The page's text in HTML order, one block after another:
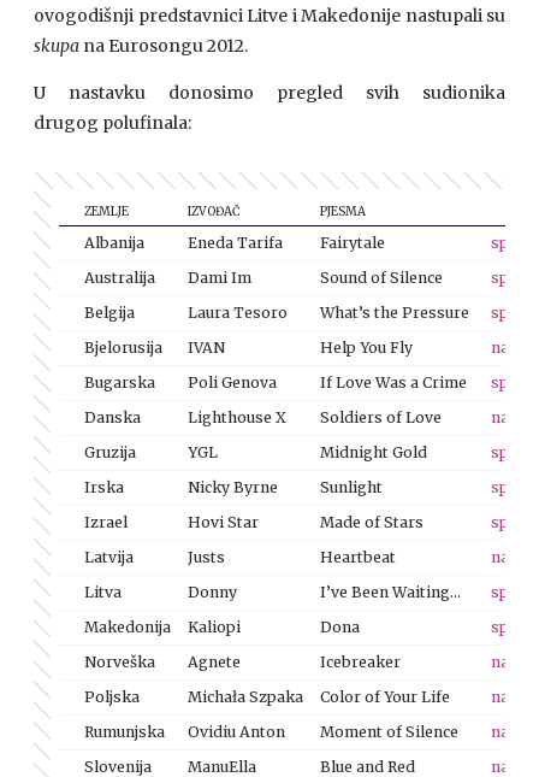
ovogodišnji predstavnici Litve i Makedonije nastupali su
skupa na Eurosongu 2012.
U nastavku donosimo pregled svih sudionika
drugog polufinala:
ZEMLJE IZVOĐAČ PJESMA
Albanija Eneda Tarifa Fairytale
spot
Australija
Dami Im Sound of Silence
spot
Belgija
Laura Tesoro What’s the Pressure
spot
Bjelorusija
IVAN Help You Fly
Bugarska
Poli Genova If Love Was a Crime
spot
Danska
Lighthouse X Soldiers of Love
Gruzija
YGL Midnight Gold
spot
Irska
Nicky Byrne Sunlight
spot
Izrael
Hovi Star Made of Stars
spot
Latvija
Justs Heartbeat
Litva
Donny I’ve Been Waiting…
spot
Makedonija
Kaliopi Dona
spot
Norveška
Agnete Icebreaker
Poljska
Michała Szpaka Color of Your Life
Rumunjska
Ovidiu Anton Moment of Silence
Slovenija
ManuElla Blue and Red